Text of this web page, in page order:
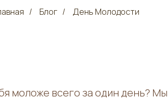
/ Блог / День Молодости
моложе всего за один день?